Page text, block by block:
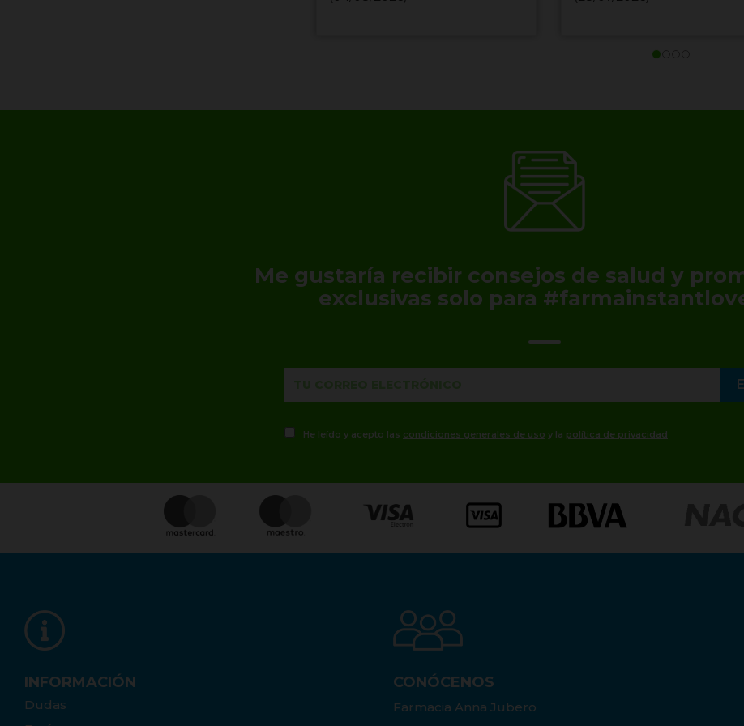
Me gustaría recibir consejos de salud y
exclusivas solo para
He leído y acepto las condiciones generales de uso y la política de privacidad
INFORMACIÓN
Dudas
CONÓCENOS
Farmacia Anna Jubero